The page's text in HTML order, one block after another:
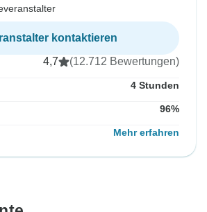
kontaktieren
4,7 (12.712 Bewertungen)
4 Stunden
96%
Mehr erfahren